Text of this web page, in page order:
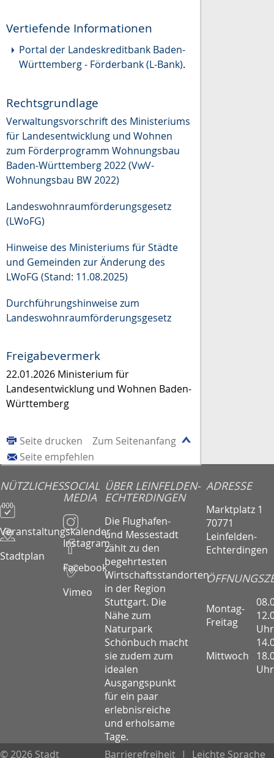
Vertiefende Informationen
Portal der Landeskreditbank Baden-
Württemberg - Förderbank (L-Bank).
Rechtsgrundlage
Verwaltungsvorschrift des Ministeriums
für Landesentwicklung und Wohnen
zum Förderprogramm Wohnungsbau
Baden-Württemberg 2022 (VwV-
Wohnungsbau BW 2022)
Landeswohnraumförderungsgesetz
(LWoFG)
Hinweise des Ministeriums für Städte
und Gemeinden zur Änderung des
LWoFG (Stand: 11.08.2025)
Durchführungshinweise zum
Landeswohnraumförderungsgesetz
Freigabevermerk
22.01.2026 Ministerium für
Landesentwicklung und Wohnen Baden-
Württemberg
Zum Seitenanfang
Seite drucken
Seite empfehlen
NÜTZLICHES
Veranstaltungskalender
Stadtplan
SOCIAL
MEDIA
Instagram
Facebook
Vimeo
ÜBER LEINFELDEN-
ECHTERDINGEN
Die Flughafen-
und Messestadt
zählt zu den
begehrtesten
Wirtschaftsstandorten
in der Region
Stuttgart. Die
Nähe zum
Naturpark
Schönbuch macht
sie zudem zum
idealen
Ausgangspunkt
für ein paar
erlebnisreiche
und erholsame
Tage.
ADRESSE
Marktplatz 1
70771
Leinfelden-
Echterdingen
Montag-
Freitag
Uhr
Mittwoch
Uhr
© 2026 Stadt Barrierefreiheit | Leichte Sprache